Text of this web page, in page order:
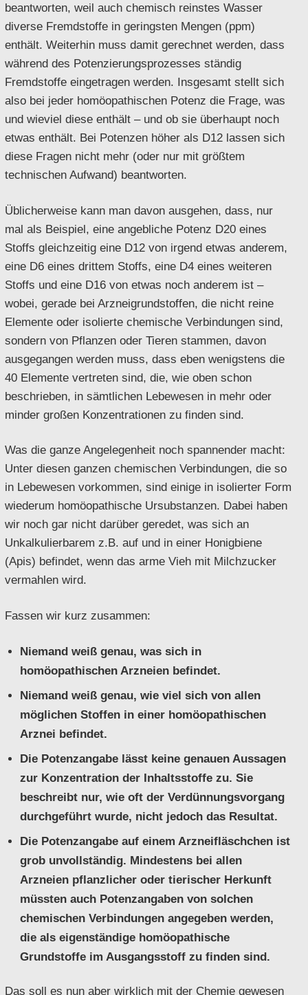
beantworten, weil auch chemisch reinstes Wasser
diverse Fremdstoffe in geringsten Mengen (ppm)
enthält. Weiterhin muss damit gerechnet werden, dass
während des Potenzierungsprozesses ständig
Fremdstoffe eingetragen werden. Insgesamt stellt sich
also bei jeder homöopathischen Potenz die Frage, was
und wieviel diese enthält – und ob sie überhaupt noch
etwas enthält. Bei Potenzen höher als D12 lassen sich
diese Fragen nicht mehr (oder nur mit größtem
technischen Aufwand) beantworten.
Üblicherweise kann man davon ausgehen, dass, nur
mal als Beispiel, eine angebliche Potenz D20 eines
Stoffs gleichzeitig eine D12 von irgend etwas anderem,
eine D6 eines drittem Stoffs, eine D4 eines weiteren
Stoffs und eine D16 von etwas noch anderem ist –
wobei, gerade bei Arzneigrundstoffen, die nicht reine
Elemente oder isolierte chemische Verbindungen sind,
sondern von Pflanzen oder Tieren stammen, davon
ausgegangen werden muss, dass eben wenigstens die
40 Elemente vertreten sind, die, wie oben schon
beschrieben, in sämtlichen Lebewesen in mehr oder
minder großen Konzentrationen zu finden sind.
Was die ganze Angelegenheit noch spannender macht:
Unter diesen ganzen chemischen Verbindungen, die so
in Lebewesen vorkommen, sind einige in isolierter Form
wiederum homöopathische Ursubstanzen. Dabei haben
wir noch gar nicht darüber geredet, was sich an
Unkalkulierbarem z.B. auf und in einer Honigbiene
(Apis) befindet, wenn das arme Vieh mit Milchzucker
vermahlen wird.
Fassen wir kurz zusammen:
Niemand weiß genau, was sich in
homöopathischen Arzneien befindet.
Niemand weiß genau, wie viel sich von allen
möglichen Stoffen in einer homöopathischen
Arznei befindet.
Die Potenzangabe lässt keine genauen Aussagen
zur Konzentration der Inhaltsstoffe zu. Sie
beschreibt nur, wie oft der Verdünnungsvorgang
durchgeführt wurde, nicht jedoch das Resultat.
Die Potenzangabe auf einem Arzneifläschchen ist
grob unvollständig. Mindestens bei allen
Arzneien pflanzlicher oder tierischer Herkunft
müssten auch Potenzangaben von solchen
chemischen Verbindungen angegeben werden,
die als eigenständige homöopathische
Grundstoffe im Ausgangsstoff zu finden sind.
Das soll es nun aber wirklich mit der Chemie gewesen